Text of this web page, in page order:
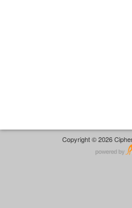
Copyright © 2026